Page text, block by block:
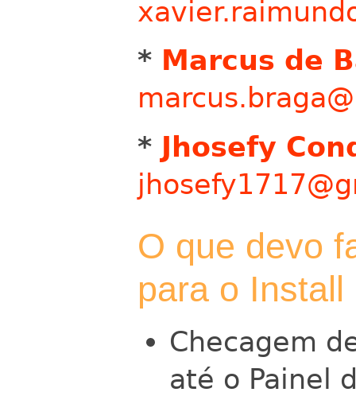
* Marcus de
* Jhosefy
O que devo
para o Install
Checagem
até o Painel